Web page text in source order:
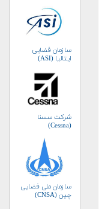
سازمان فضایی
ایتالیا (ASI)
شرکت سسنا
(Cessna)
سازمان ملی فضایی
چین (CNSA)